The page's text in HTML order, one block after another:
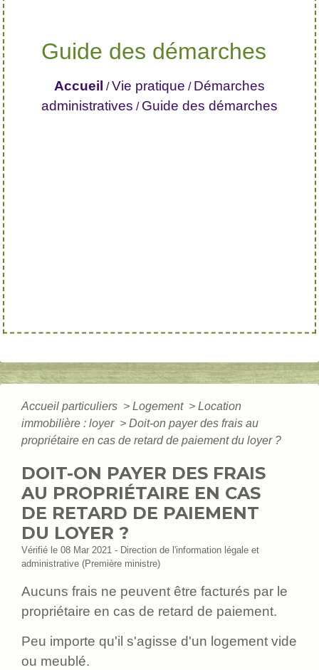
Guide des démarches
Accueil /Vie pratique / Démarches
administratives / Guide des démarches
Accueil particuliers > Logement > Location
immobilière : loyer > Doit-on payer des frais au
propriétaire en cas de retard de paiement du loyer ?
DOIT-ON PAYER DES FRAIS
AU PROPRIÉTAIRE EN CAS
DE RETARD DE PAIEMENT
DU LOYER ?
Vérifié le 08 Mar 2021 - Direction de l'information légale et
administrative (Première ministre)
Aucuns frais ne peuvent être facturés par le
propriétaire en cas de retard de paiement.
Peu importe qu'il s'agisse d'un logement vide
ou meublé.